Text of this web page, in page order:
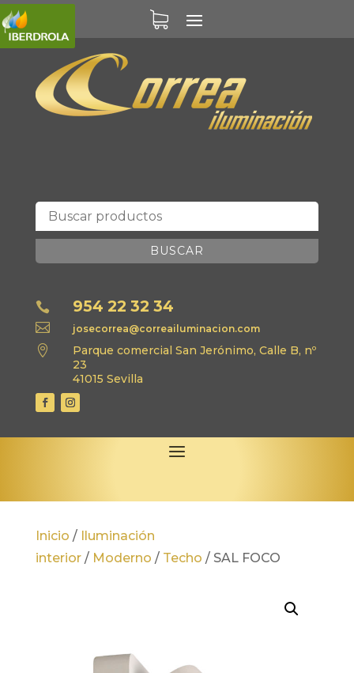
BUSCAR
 954 22 32 34
 josecorrea@correailuminacion.com

Parque comercial San Jerónimo, Calle B, nº
23
41015 Sevilla
Inicio / Iluminación
interior/ Moderno / Techo / SAL FOCO